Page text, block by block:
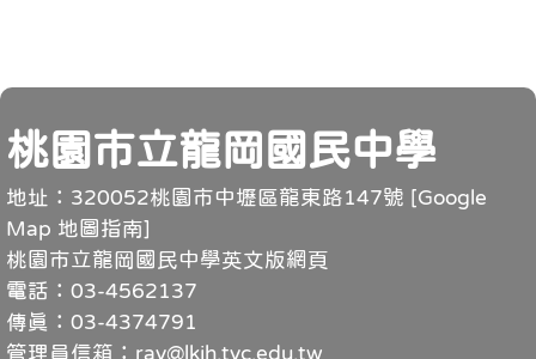
頁尾
桃園市立龍岡國民中學
地址：320052桃園市中壢區龍東路147號 [Google
Map 地圖指南]
桃園市立龍岡國民中學英文版網頁
電話：03-4562137
傳真：03-4374791
管理員信箱：ray@lkjh.tyc.edu.tw